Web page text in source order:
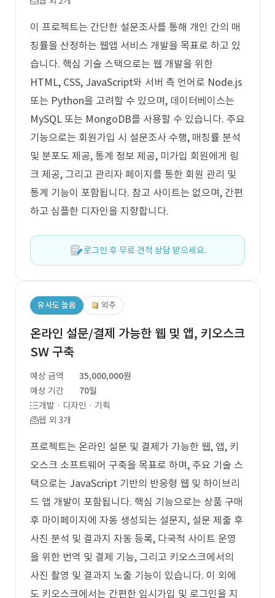
이 프로젝트는 간단한 설문조사를 통해 개인 간의 매
칭률을 산정하는 웹앱 서비스 개발을 목표로 하고 있
습니다. 핵심 기술 스택으로는 웹 개발을 위한
HTML, CSS, JavaScript와 서버 측 언어로 Node.js
또는 Python을 고려할 수 있으며, 데이터베이스는
MySQL 또는 MongoDB를 사용할 수 있습니다. 주요
기능으로는 회원가입 시 설문조사 수행, 매칭률 분석
및 분포도 제공, 통계 정보 제공, 미가입 회원에게 링
크 제공, 그리고 관리자 페이지를 통한 회원 관리 및
통계 기능이 포함됩니다. 참고 사이트는 없으며, 간편
하고 심플한 디자인을 지향합니다.
로그인 후 무료 견적 상담 받으세요.
유사도 높음 외주
온라인 설문/결제 가능한 웹 및 앱, 키오스크
SW 구축
예상 금액
35,000,000원
예상 기간
70일
개발 · 디자인 · 기획
웹 외 3개
프로젝트는 온라인 설문 및 결제가 가능한 웹, 앱, 키
오스크 소프트웨어 구축을 목표로 하며, 주요 기술 스
택으로는 JavaScript 기반의 반응형 웹 및 하이브리
드 앱 개발이 포함됩니다. 핵심 기능으로는 상품 구매
후 마이페이지에 자동 생성되는 설문지, 설문 제출 후
사진 분석 및 결과지 자동 등록, 다국적 사이트 운영
을 위한 번역 및 결제 기능, 그리고 키오스크에서의
사진 촬영 및 결과지 노출 기능이 있습니다. 이 외에
도 키오스크에서는 간편한 임시가입 및 로그인을 지